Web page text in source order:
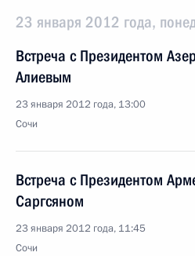
23 января 2012 года,
Встреча с Президентом
Алиевым
23 января 2012 года, 13:00
Сочи
Встреча с Президентом
Саргсяном
23 января 2012 года, 11:45
Сочи